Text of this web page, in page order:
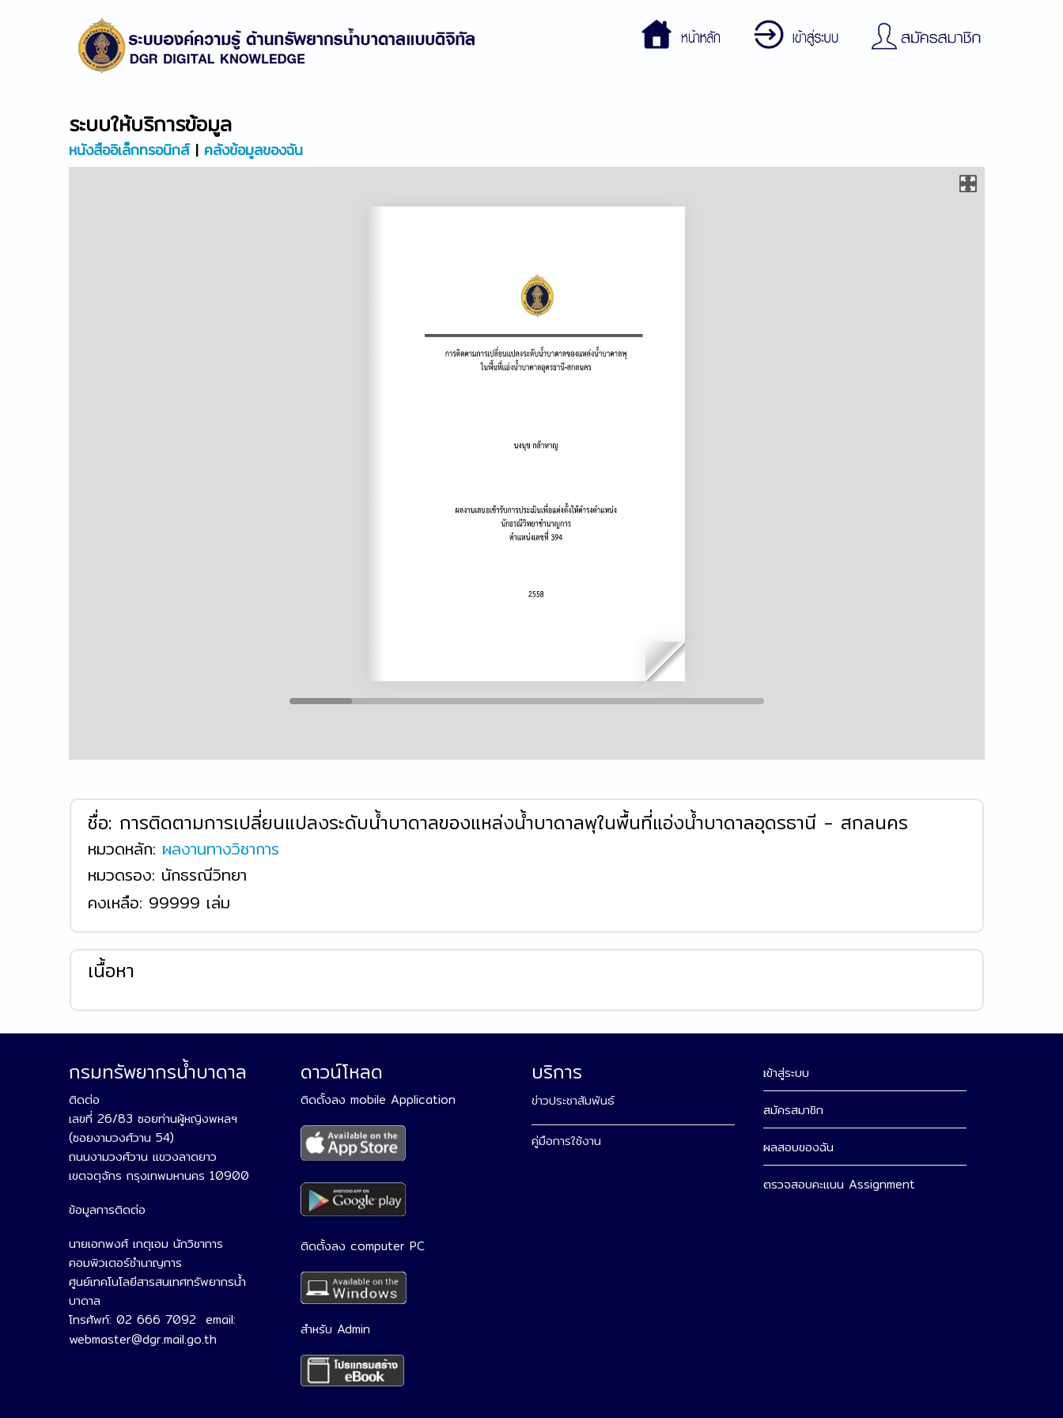
ระบบให้บริการข้อมูล
หนังสืออิเล็กทรอนิกส์| คลังข้อมูลของฉัน
ชื่อ: การติดตามการเปลี่ยนแปลงระดับน้ำบาดาลของแหล่งน้ำบาดาลพุในพื้นที่แอ่งน้ำบาดาลอุดรธานี - สกลนคร
หมวดหลัก: ผลงานทางวิชาการ
หมวดรอง: นักธรณีวิทยา
คงเหลือ: 99999 เล่ม
เนื้อหา
กรมทรัพยากรน้ำบาดาล
ติดต่อ
เลขที่ 26/83 ซอยท่านผู้หญิงพหลฯ
(ซอยงามวงศ์วาน 54)
ถนนงามวงศ์วาน แขวงลาดยาว
เขตจตุจักร กรุงเทพมหานคร 10900
ข้อมูลการติดต่อ
นายเอกพงศ์ เกตุเอม นักวิชาการ
คอมพิวเตอร์ชำนาญการ
ศูนย์เทคโนโลยีสารสนเทศทรัพยากรน้ำ
บาดาล
โทรศัพท์: 02 666 7092 email:
webmaster@dgr.mail.go.th
ดาวน์โหลด
ติดตั้งลง mobile Application
ติดตั้งลง computer PC
สำหรับ Admin
บริการ
ข่าวประชาสัมพันธ์
คู่มือการใช้งาน
เข้าสู่ระบบ
สมัครสมาชิก
ผลสอบของฉัน
ตรวจสอบคะแนน Assignment